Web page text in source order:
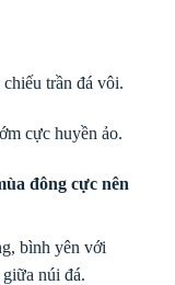
trần đá vôi.
cực huyền ảo.
đông cực nên
bình yên với
núi đá.